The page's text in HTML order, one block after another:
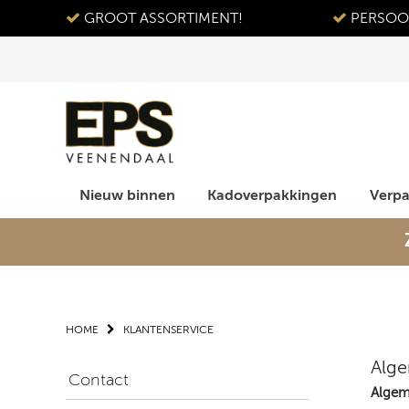
GROOT ASSORTIMENT!
Nieuw binnen Kadoverpakkingen
HOME KLANTENSERVICE
Contact